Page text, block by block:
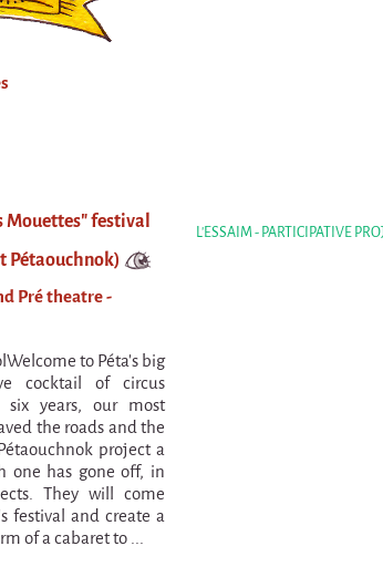
L'ESSAIM - PARTICIPATIVE
Mouettes" festival
Pétaouchnok)
Pré theatre -
to Péta’s big
cocktail of circus
six years, our most
the roads and the
project a
one has gone off, in
They will come
festival and create a
of a cabaret to ...